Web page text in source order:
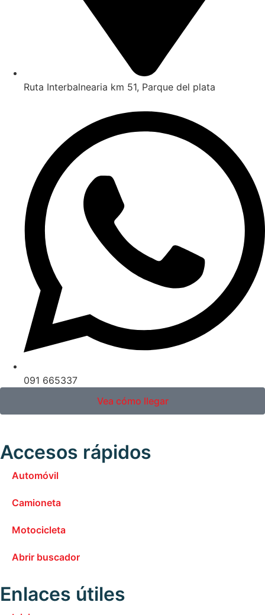
Ruta Interbalnearia km 51, Parque del plata
091 665337
Vea cómo llegar
Accesos rápidos
Automóvil
Camioneta
Motocicleta
Abrir buscador
Enlaces útiles